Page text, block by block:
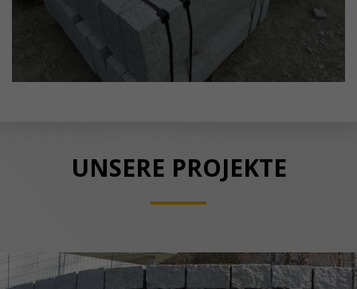
UNSERE PROJEKTE